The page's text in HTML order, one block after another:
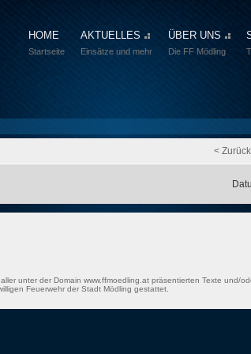
HOME
Startseite
AKTUELLES
Einsätze und mehr
ÜBER UNS
Die FF Mödling
<
unter der Domain www.ffmoedling.at präsentierten Texte und/
Feuerwehr der Stadt Mödling gestattet.